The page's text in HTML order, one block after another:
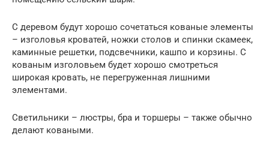
С деревом будут хорошо сочетаться кованые элементы
– изголовья кроватей, ножки столов и спинки скамеек,
каминные решетки, подсвечники, кашпо и корзины. С
кованым изголовьем будет хорошо смотреться
широкая кровать, не перегруженная лишними
элементами.
Светильники – люстры, бра и торшеры – также обычно
делают коваными.